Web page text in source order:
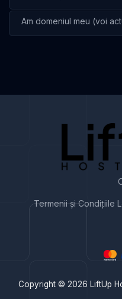
Am domeniul meu (voi
Termenii și Condițiile
Copyright © 2026 LiftUp